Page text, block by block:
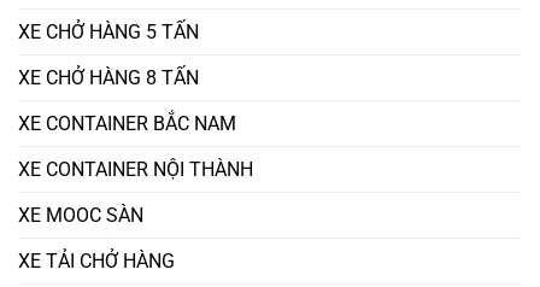
XE CHỞ HÀNG 5 TẤN
XE CHỞ HÀNG 8 TẤN
XE CONTAINER BẮC NAM
XE CONTAINER NỘI THÀNH
XE MOOC SÀN
XE TẢI CHỞ HÀNG